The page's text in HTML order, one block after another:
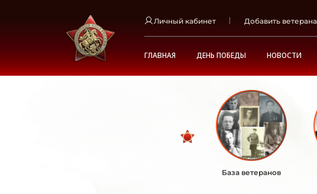
Личный кабинет Добавить ветерана
ГЛАВНАЯ ДЕНЬ ПОБЕДЫ НОВОСТИ
База ветеранов